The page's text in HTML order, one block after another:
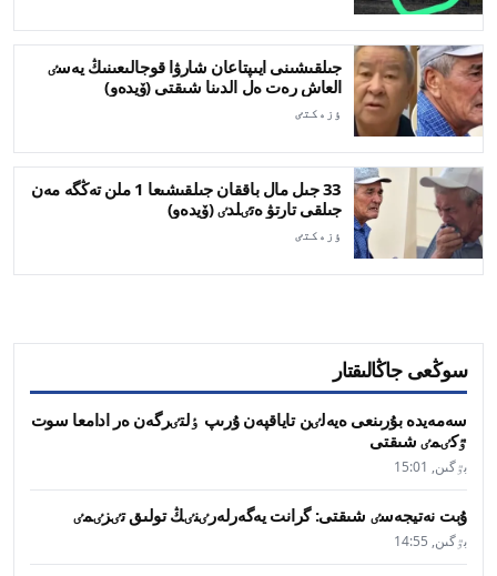
جىلقىشىنى ايىپتاعان شارۋا قوجالىعىنىڭ يەسٸ
العاش رەت ەل الدىنا شىقتى (ۆيدەو)
ٶزەكتٸ
33 جىل مال باققان جىلقىشىعا 1 ملن تەڭگە مەن
جىلقى تارتۋ ەتٸلدٸ (ۆيدەو)
ٶزەكتٸ
سوڭعى جاڭالىقتار
سەمەيدە بۇرىنعى ەيەلٸن تاياقپەن ۇرىپ ٶلتٸرگەن ەر ادامعا سوت
ٷكٸمٸ شىقتى
بٷگىن, 15:01
ۇبت نەتيجەسٸ شىقتى: گرانت يەگەرلەرٸنٸڭ تولىق تٸزٸمٸ
بٷگىن, 14:55